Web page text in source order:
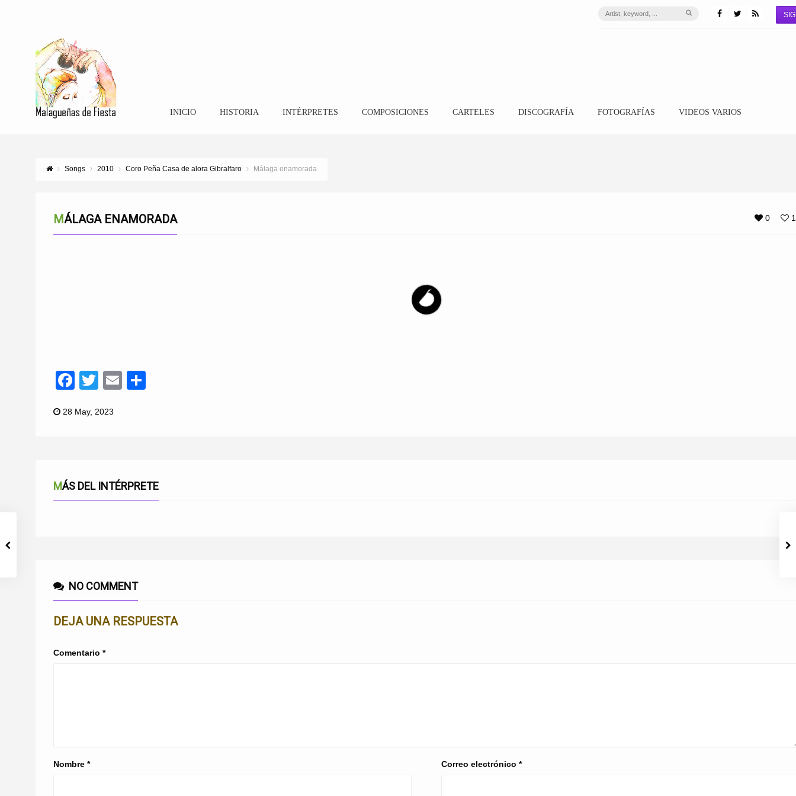
INICIO HISTORIA INTÉRPRETES COMPOSICIONES CARTELES DISCOGRAFÍA FOTOGRAFÍAS VIDEOS VARIOS
Songs 2010 Coro Peña Casa de alora Gibralfaro Málaga enamorada
0 1
MÁLAGA ENAMORADA
Facebook
TwitterEmail
28 May, 2023
MÁS DEL INTÉRPRETE
VEN A BAILAR
NO COMMENT
DEJA UNA RESPUESTA
Comentario *
Nombre * Correo electrónico*